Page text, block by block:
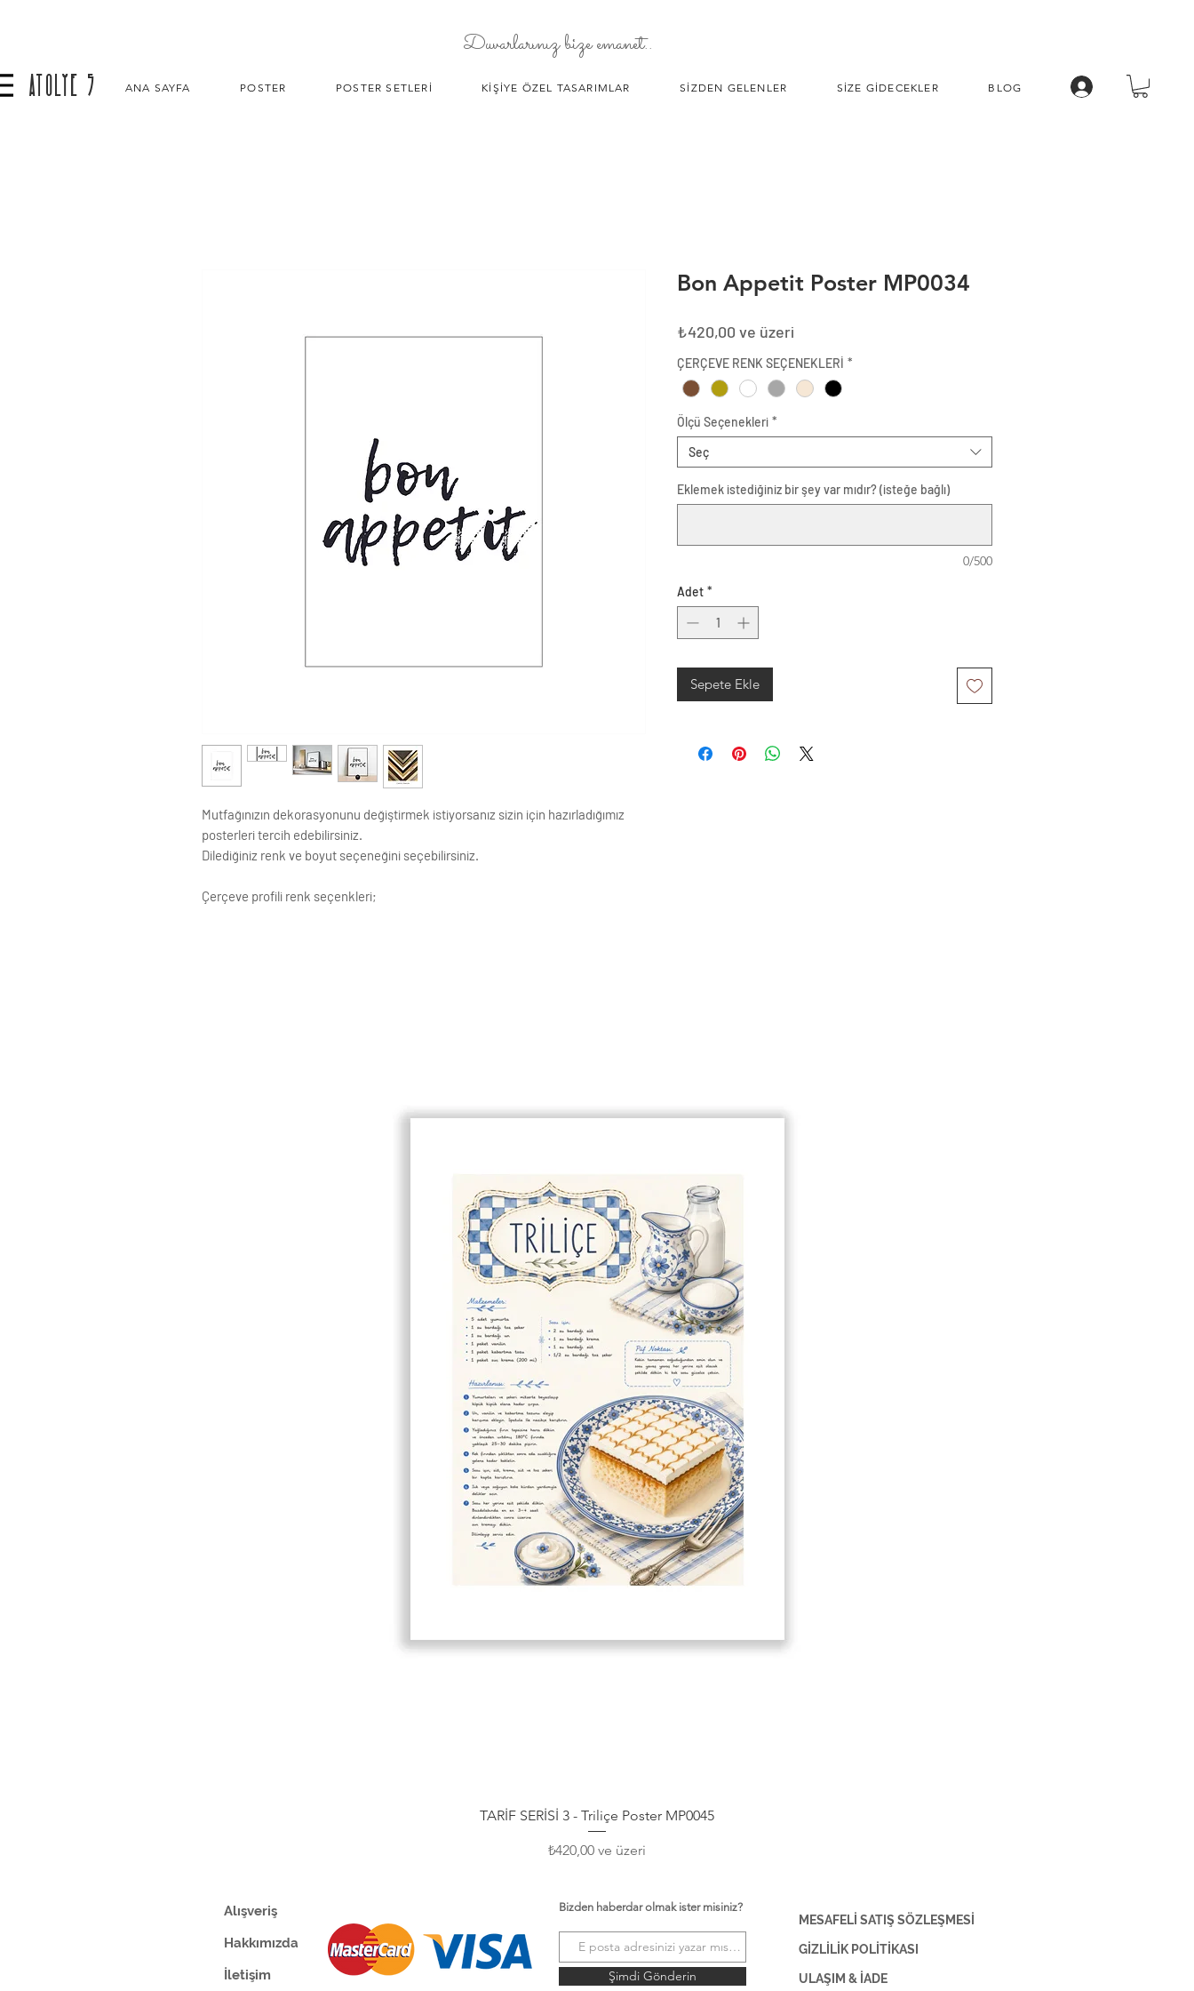
Duvarlarınız bize emanet..
ATOLYE 5 ANA SAYFA POSTER POSTER SETLERİ KİŞİYE ÖZEL TASARIMLAR SİZDEN GELENLER SİZE GİDECEKLER BLOG
Mutfağınızın dekorasyonunu değiştirmek istiyorsanız sizin için hazırladığımız
posterleri tercih edebilirsiniz.
Dilediğiniz renk ve boyut seçeneğini seçebilirsiniz.
Çerçeve profili renk seçenkleri;
testinden geçirilmiştir ve Yüksek Çözünürlüğe sahiptir.
Bon Appetit Poster MP0034
₺420,00 ve üzeri
ÇERÇEVE RENK SEÇENEKLERİ *
Ölçü Seçenekleri *
Seç
Eklemek istediğiniz bir şey var mıdır? (isteğe bağlı)
0/500
Adet *
Sepete Ekle
Hızlı Bakış
TARİF SERİSİ 3 - Triliçe Poster MP0045
₺420,00 ve üzeri
İndirimli Fiyat
Alışveriş
Hakkımızda
İletişim
Bizden haberdar olmak ister misiniz?
Şimdi Gönderin
MESAFELİ SATIŞ SÖZLEŞMESİ
GİZLİLİK POLİTİKASI
ULAŞIM & İADE